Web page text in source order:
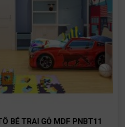
BÉ TRAI GỖ MDF PNBT11